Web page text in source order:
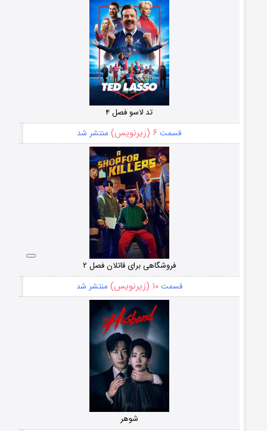
تد لاسو فصل ۴
قسمت ۶ (زیرنویس) منتشر شد
فروشگاهی برای قاتلان فصل ۲
قسمت۱۰ (زیرنویس) منتشر شد
شوهر